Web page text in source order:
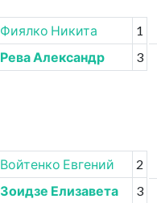
Фиялко Никита
1
Рева Александр
3
Войтенко Евгений
2
Зоидзе Елизавета
3